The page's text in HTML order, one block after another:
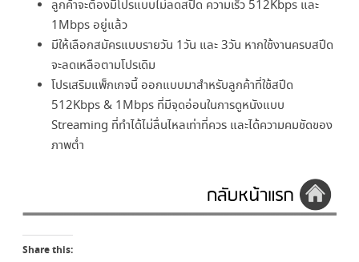
ลูกค้าจะต้องมีโปรแบบไม่ลดสปีด ความเร็ว 512Kbps และ
1Mbps อยู่แล้ว
มีให้เลือกสมัครแบบรายวัน 1วัน และ 3วัน หากใช้งานครบสปีด
จะลดเหลือตามโปรเดิม
โปรเสริมแพ็กเกจนี้ ออกแบบมาสำหรับลูกค้าที่ใช้สปีด
512Kbps & 1Mbps ที่มีจุดอ่อนในการดูหนังแบบ
Streaming ที่ทำได้ไม่ลื่นไหลเท่าที่ควร และได้ความคมชัดของ
ภาพต่ำ
Share this: